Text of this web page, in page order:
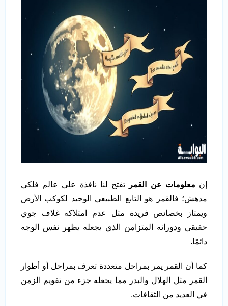
إن معلومات عن القمر
تفتح لنا نافذة على عالم فلكي
مدهش؛ فالقمر هو التابع الطبيعي الوحيد لكوكب الأرض
ويمتاز بخصائص فريدة مثل عدم امتلاكه غلاف جوي
حقيقي ودورانه المتزامن الذي يجعله يظهر نفس الوجه
دائمًا.
كما أن القمر يمر بمراحل متعددة تعرف بمراحل أو أطوار
القمر مثل الهلال والبدر مما يجعله جزء من تقويم الزمن
في العديد من الثقافات.